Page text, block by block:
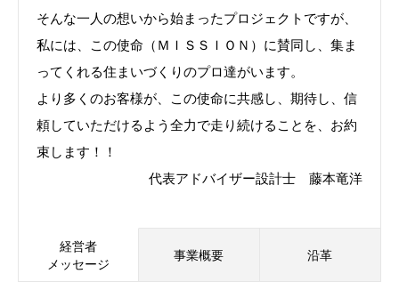
そんな一人の想いから始まったプロジェクトですが、
私には、この使命（ＭＩＳＳＩＯＮ）に賛同し、集ま
ってくれる住まいづくりのプロ達がいます。
より多くのお客様が、この使命に共感し、期待し、信
頼していただけるよう全力で走り続けることを、お約
束します！！
代表アドバイザー設計士 藤本竜洋
経営者
メッセージ
事業概要 沿革